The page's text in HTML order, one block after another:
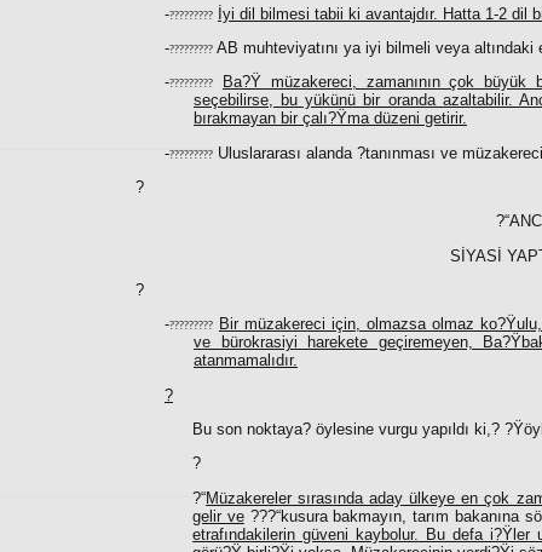
-????????? İyi dil bilmesi tabii ki avantajdır. Hatta 1-2 dil
-????????? AB muhteviyatını ya iyi bilmeli veya
-?????????
Ba?Ÿ müzakereci, zamanının çok
seçebilirse, bu yükünü bir oranda azaltabilir.
bırakmayan bir çalı?Ÿma düzeni getirir.
-????????? Uluslararası alanda ?tanınması ve
?
SİYASİ
?
-?????????
Bir müzakereci için, olmazsa olmaz
ve bürokrasiyi harekete geçiremeyen,
atanmamalıdır.
?
Bu son noktaya? öylesine vurgu yapıldı ki,?
?
?“Müzakereler sırasında aday ülkeye en çok
gelir ve???“kusura bakmayın, tarım bakanına
etrafındakilerin güveni kaybolur. Bu defa